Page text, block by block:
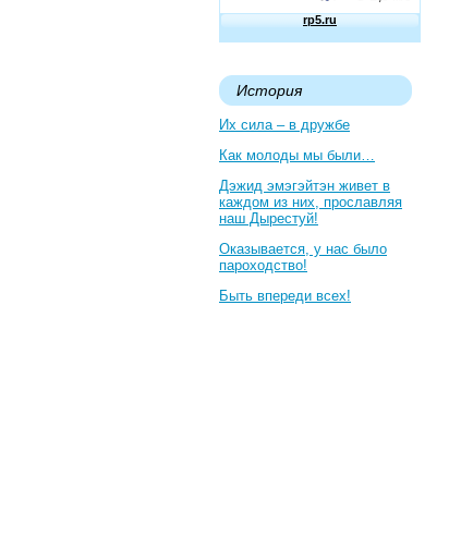
История
Их сила – в дружбе
Как молоды мы были…
Дэжид эмэгэйтэн живет в
каждом из них, прославляя
наш Дырестуй!
Оказывается, у нас было
пароходство!
Быть впереди всех!